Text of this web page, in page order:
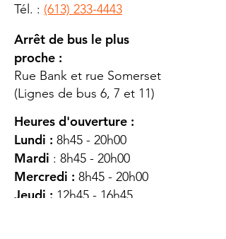
Tél. : (613) 233-4443
Arrêt de bus le plus
proche :
Rue Bank et rue Somerset
(Lignes de bus 6, 7 et 11)
Heures d'ouverture :
Lundi : 8h45 - 20h00
Mardi : 8h45 - 20h00
Mercredi : 8h45 - 20h00
Jeudi : 12h45 - 16h45